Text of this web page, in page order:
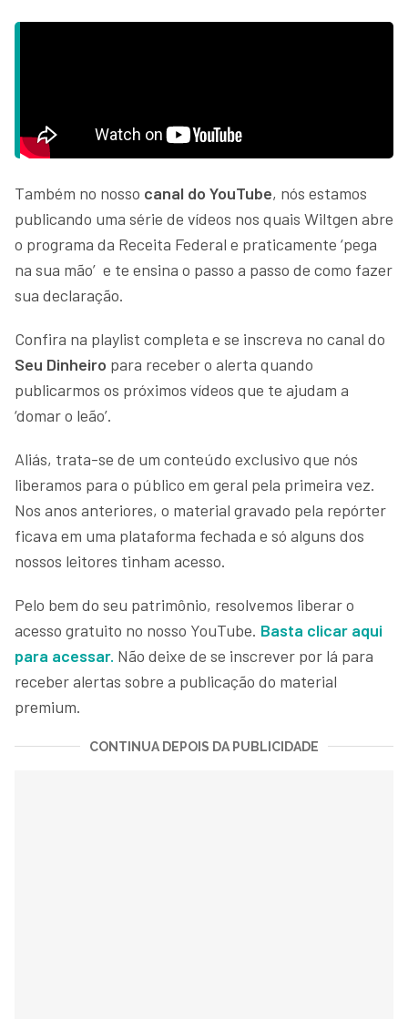
Também no nosso canal do YouTube, nós estamos
publicando uma série de vídeos nos quais Wiltgen abre
o programa da Receita Federal e praticamente ‘pega
na sua mão’ e te ensina o passo a passo de como fazer
sua declaração.
Confira na playlist completa e se inscreva no canal do
Seu Dinheiro para receber o alerta quando
publicarmos os próximos vídeos que te ajudam a
‘domar o leão’.
Aliás, trata-se de um conteúdo exclusivo que nós
liberamos para o público em geral pela primeira vez.
Nos anos anteriores, o material gravado pela repórter
ficava em uma plataforma fechada e só alguns dos
nossos leitores tinham acesso.
Pelo bem do seu patrimônio, resolvemos liberar o
acesso gratuito no nosso YouTube. Basta clicar aqui
para acessar. Não deixe de se inscrever por lá para
receber alertas sobre a publicação do material
premium.
CONTINUA DEPOIS DA PUBLICIDADE